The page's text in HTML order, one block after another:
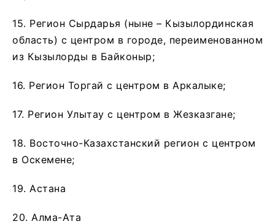
15. Регион Сырдарья (ныне – Кызылординская
область) с центром в городе, переименованном
из Кызылорды в Байконыр;
16. Регион Торгай с центром в Аркалыке;
17. Регион Улытау с центром в Жезказгане;
18. Восточно-Казахстанский регион с центром
в Оскемене;
19. Астана
20. Алма-Ата